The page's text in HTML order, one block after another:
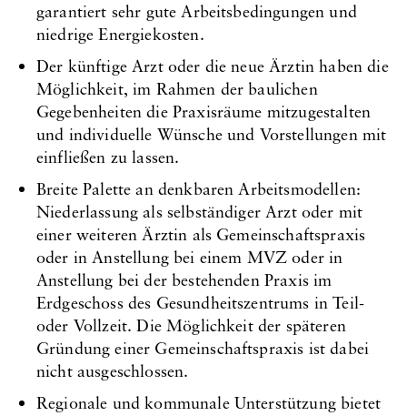
garantiert sehr gute Arbeitsbedingungen und
niedrige Energiekosten.
Der künftige Arzt oder die neue Ärztin haben die
Möglichkeit, im Rahmen der baulichen
Gegebenheiten die Praxisräume mitzugestalten
und individuelle Wünsche und Vorstellungen mit
einfließen zu lassen.
Breite Palette an denkbaren Arbeitsmodellen:
Niederlassung als selbständiger Arzt oder mit
einer weiteren Ärztin als Gemeinschaftspraxis
oder in Anstellung bei einem MVZ oder in
Anstellung bei der bestehenden Praxis im
Erdgeschoss des Gesundheitszentrums in Teil-
oder Vollzeit. Die Möglichkeit der späteren
Gründung einer Gemeinschaftspraxis ist dabei
nicht ausgeschlossen.
Regionale und kommunale Unterstützung bietet